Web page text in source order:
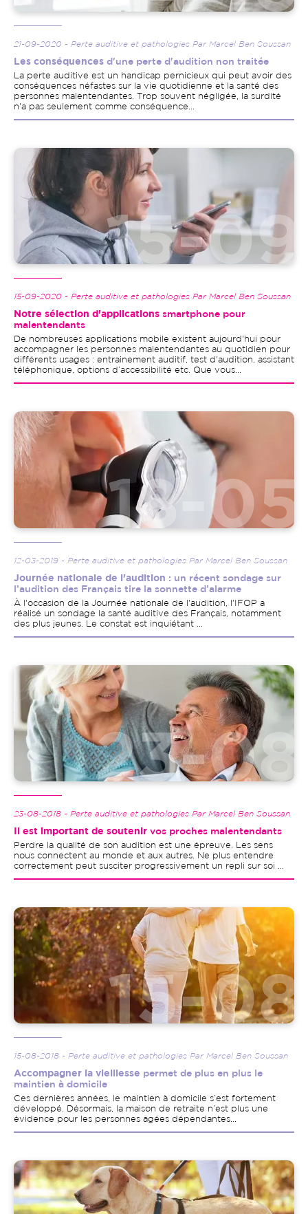
21-09-2020 - Perte auditive et pathologies Par Marcel Ben Soussan
Les conséquences d'une perte d'audition non traitée
La perte auditive est un handicap pernicieux qui peut avoir des
conséquences néfastes sur la vie quotidienne et la santé des
personnes malentendantes. Trop souvent négligée, la surdité
n'a pas seulement comme conséquence...
Image
15-09-2020 - Perte auditive et pathologies Par Marcel Ben Soussan
Notre sélection d'applications smartphone pour
malentendants
De nombreuses applications mobile existent aujourd'hui pour
accompagner les personnes malentendantes au quotidien pour
différents usages : entrainement auditif, test d'audition, assistant
téléphonique, options d’accessibilité etc. Que vous...
Image
12-03-2019 - Perte auditive et pathologies Par Marcel Ben Soussan
Journée nationale de l’audition : un récent sondage sur
l’audition des Français tire la sonnette d’alarme
À l'occasion de la Journée nationale de l'audition, l'IFOP a
réalisé un sondage la santé auditive des Français, notamment
des plus jeunes. Le constat est inquiétant ...
Image
23-08-2018 - Perte auditive et pathologies Par Marcel Ben Soussan
Il est important de soutenir vos proches malentendants
Perdre la qualité de son audition est une épreuve. Les sens
nous connectent au monde et aux autres. Ne plus entendre
correctement peut susciter progressivement un repli sur soi ...
Image
15-08-2018 - Perte auditive et pathologies Par Marcel Ben Soussan
Accompagner la vieillesse permet de plus en plus le
maintien à domicile
Ces dernières années, le maintien à domicile s’est fortement
développé. Désormais, la maison de retraite n’est plus une
évidence pour les personnes âgées dépendantes...
Image